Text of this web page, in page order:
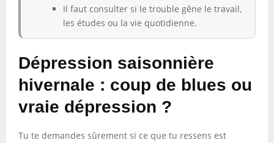
Il faut consulter si le trouble gêne le travail,
les études ou la vie quotidienne.
Dépression saisonnière
hivernale : coup de blues ou
vraie dépression ?
Tu te demandes sûrement si ce que tu ressens est